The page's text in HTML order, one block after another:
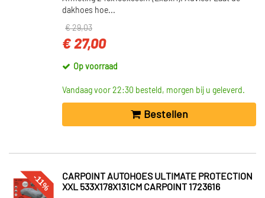
dakhoes hoe...
€ 29,03
€ 27,00
Op voorraad
Vandaag voor 22:30 besteld, morgen bij u geleverd.
Bestellen
-11%
CARPOINT AUTOHOES ULTIMATE PROTECTION
XXL 533X178X131CM CARPOINT 1723616